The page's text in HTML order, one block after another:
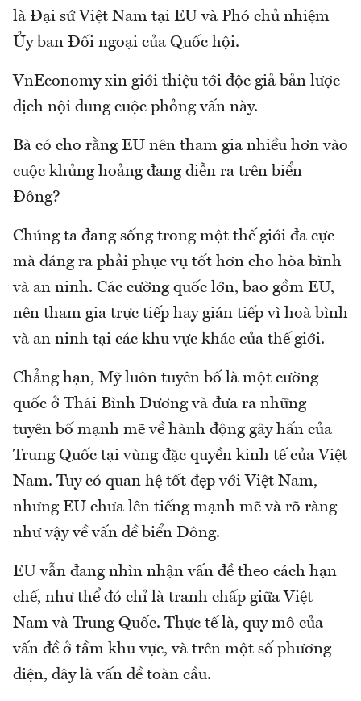
là Đại sứ Việt Nam tại EU và Phó chủ nhiệm
Ủy ban Đối ngoại của Quốc hội.
VnEconomy xin giới thiệu tới độc giả bản lược
dịch nội dung cuộc phỏng vấn này.
Bà có cho rằng EU nên tham gia nhiều hơn vào
cuộc khủng hoảng đang diễn ra trên biển
Đông?
Chúng ta đang sống trong một thế giới đa cực
mà đáng ra phải phục vụ tốt hơn cho hòa bình
và an ninh. Các cường quốc lớn, bao gồm EU,
nên tham gia trực tiếp hay gián tiếp vì hoà bình
và an ninh tại các khu vực khác của thế giới.
Chẳng hạn, Mỹ luôn tuyên bố là một cường
quốc ở Thái Bình Dương và đưa ra những
tuyên bố mạnh mẽ về hành động gây hấn của
Trung Quốc tại vùng đặc quyền kinh tế của Việt
Nam. Tuy có quan hệ tốt đẹp với Việt Nam,
nhưng EU chưa lên tiếng mạnh mẽ và rõ ràng
như vậy về vấn đề biển Đông.
EU vẫn đang nhìn nhận vấn đề theo cách hạn
chế, như thể đó chỉ là tranh chấp giữa Việt
Nam và Trung Quốc. Thực tế là, quy mô của
vấn đề ở tầm khu vực, và trên một số phương
diện, đây là vấn đề toàn cầu.